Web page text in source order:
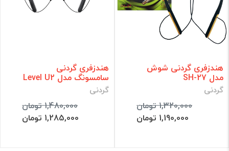
هندزفری گردنی شوش
مدل SH-27
گردنی
1,320,000 تومان
1,190,000 تومان
هندزفری گردنی
سامسونگ مدل Level U2
گردنی
1,480,000 تومان
1,285,000 تومان